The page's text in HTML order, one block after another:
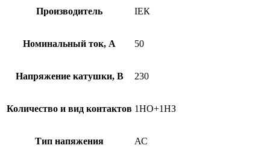
Производитель ІЕК
Номинальный ток, А 50
Напряжение катушки, В 230
Количество и вид контактов 1НО+1НЗ
Тип напяжения АС